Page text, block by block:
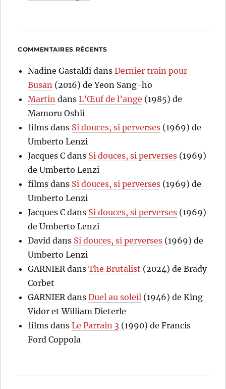
COMMENTAIRES RÉCENTS
Nadine Gastaldi dansDernier train pour
Busan (2016) de Yeon Sang-ho
Martin dansL’Œuf de l’ange (1985) de
Mamoru Oshii
films dans Si douces, si perverses (1969) de
Umberto Lenzi
Jacques C dans Si douces, si perverses (1969)
de Umberto Lenzi
films dans Si douces, si perverses (1969) de
Umberto Lenzi
Jacques C dans Si douces, si perverses (1969)
de Umberto Lenzi
David dans Si douces, si perverses (1969) de
Umberto Lenzi
GARNIERdansThe Brutalist (2024) de Brady
Corbet
GARNIERdansDuel au soleil (1946) de King
Vidor et William Dieterle
films dansLe Parrain 3 (1990) de Francis
Ford Coppola